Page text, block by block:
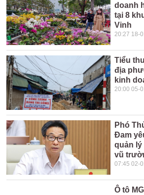
doanh
tại 8
Vinh
20:27 18-
Tiểu
địa
kinh
20:00 05-
Phó
Đam
quản lý
vũ
07:45 02-
Ô tô